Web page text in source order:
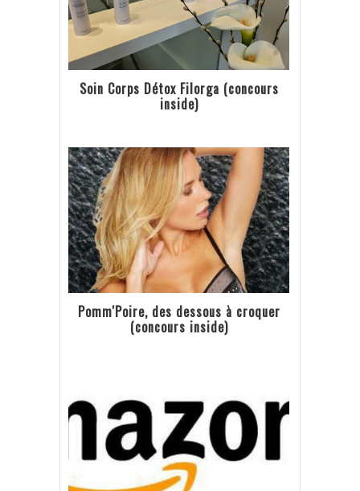
Soin Corps Détox Filorga (concours
inside)
Pomm'Poire, des dessous à croquer
(concours inside)